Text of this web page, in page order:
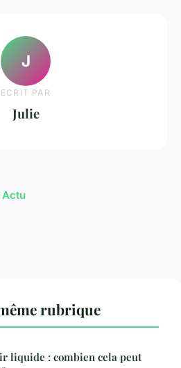
J
ECRIT PAR
Julie
Actu
rubrique
liquide : combien cela peut